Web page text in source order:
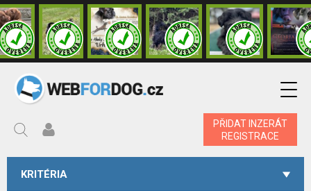
PŘIDAT INZERÁT
REGISTRACE
KRITÉRIA